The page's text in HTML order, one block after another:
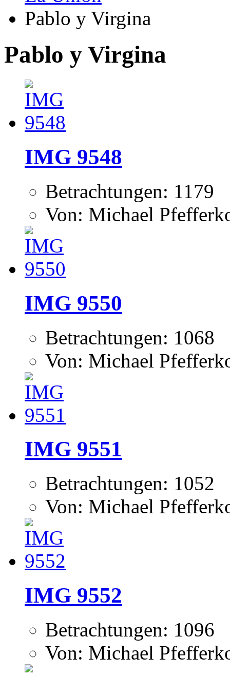
Pablo y Virgina
Pablo y Virgina
IMG 9548
Betrachtungen: 1179
Von: Michael
IMG 9550
Betrachtungen: 1068
Von: Michael
IMG 9551
Betrachtungen: 1052
Von: Michael
IMG 9552
Betrachtungen: 1096
Von: Michael